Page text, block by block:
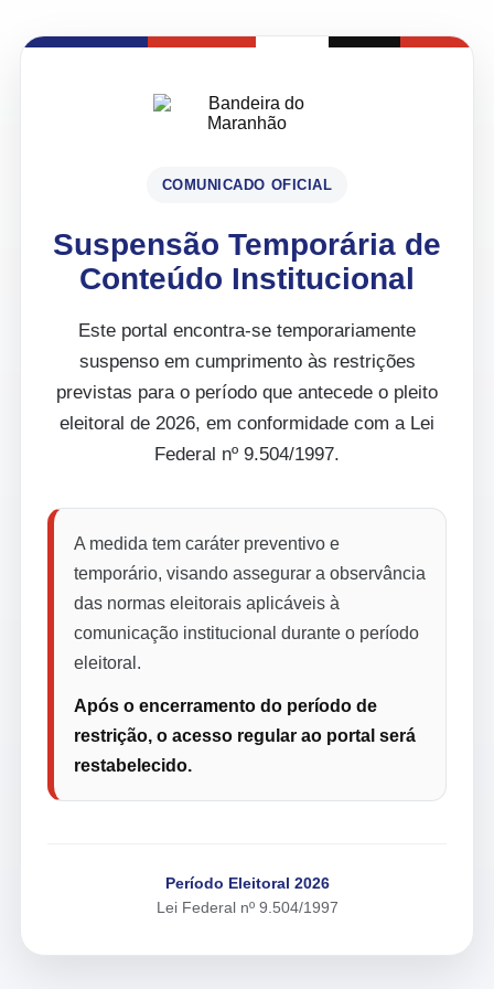
COMUNICADO OFICIAL
Suspensão Temporária de
Conteúdo Institucional
Este portal encontra-se temporariamente
suspenso em cumprimento às restrições
previstas para o período que antecede o pleito
eleitoral de 2026, em conformidade com a Lei
Federal nº 9.504/1997.
A medida tem caráter preventivo e
temporário, visando assegurar a observância
das normas eleitorais aplicáveis à
comunicação institucional durante o período
eleitoral.
Após o encerramento do período de
restrição, o acesso regular ao portal será
restabelecido.
Período Eleitoral 2026
Lei Federal nº 9.504/1997